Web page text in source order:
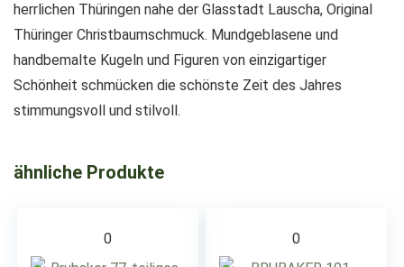
herrlichen Thüringen nahe der Glasstadt Lauscha, Original
Thüringer Christbaumschmuck. Mundgeblasene und
handbemalte Kugeln und Figuren von einzigartiger
Schönheit schmücken die schönste Zeit des Jahres
stimmungsvoll und stilvoll.
ähnliche Produkte
0 0